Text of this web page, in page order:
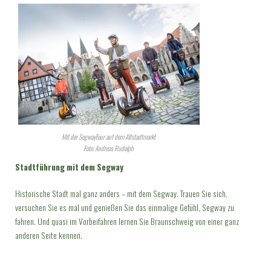
Mit der SegwayTour auf dem Altstadtmarkt
Foto: Andreas Rudolph
Stadtführung mit dem Segway
Historische Stadt mal ganz anders – mit dem Segway. Trauen Sie sich,
versuchen Sie es mal und genießen Sie das einmalige Gefühl, Segway zu
fahren. Und quasi im Vorbeifahren lernen Sie Braunschweig von einer ganz
anderen Seite kennen.